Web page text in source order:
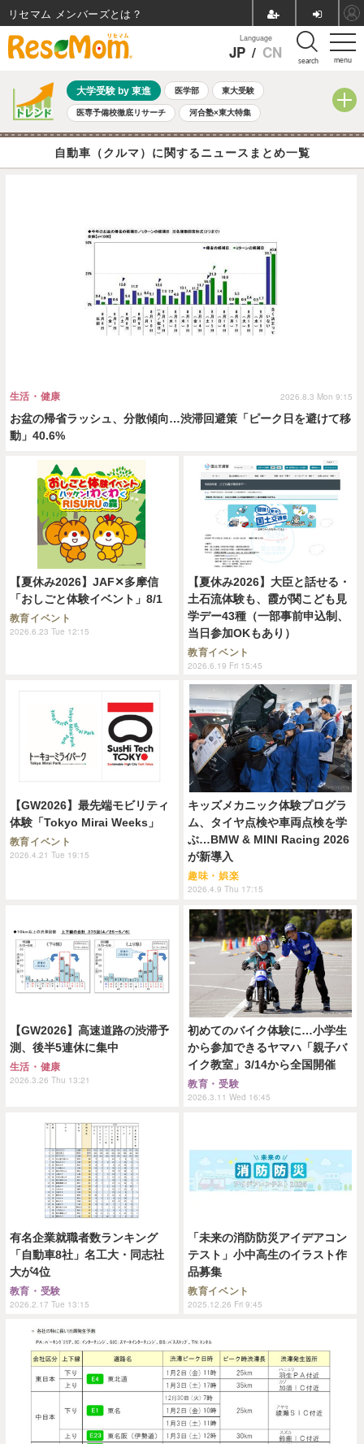
menu
Language
JP / CN search
大学受験 by 東進 医学部 東大受験
医専予備校徹底リサーチ 河合塾×東大特集
親子で考える大学選び 高校受験 中学受験 小学校受験
共通テスト 夏休み 8月開催学校説明会・相談会
自動車（クルマ）に関するニュースまとめ一覧
お盆の帰省ラッシュ、分散傾向…渋滞回避策「ピーク日を避けて移
動」40.6%
生活・健康 2026.8.3 Mon 9:15
【夏休み2026】JAF✕多摩信
「おしごと体験イベント」8/1
教育イベント
2026.6.23 Tue 12:15
【夏休み2026】大臣と話せる・
土石流体験も、霞が関こども見
学デー43種（一部事前申込制、
当日参加OKもあり）
教育イベント
2026.6.19 Fri 15:45
【GW2026】最先端モビリティ
体験「Tokyo Mirai Weeks」
教育イベント
2026.4.21 Tue 19:15
キッズメカニック体験プログラ
ム、タイヤ点検や車両点検を学
ぶ…BMW & MINI Racing 2026
が新導入
趣味・娯楽
2026.4.9 Thu 17:15
【GW2026】高速道路の渋滞予
測、後半5連休に集中
生活・健康
2026.3.26 Thu 13:21
初めてのバイク体験に…小学生
から参加できるヤマハ「親子バ
イク教室」3/14から全国開催
教育・受験
2026.3.11 Wed 16:45
有名企業就職者数ランキング
「自動車8社」名工大・同志社
大が4位
教育・受験
2026.2.17 Tue 13:15
「未来の消防防災アイデアコン
テスト」小中高生のイラスト作
品募集
教育イベント
2025.12.26 Fri 9:45
リセマム メンバーズ